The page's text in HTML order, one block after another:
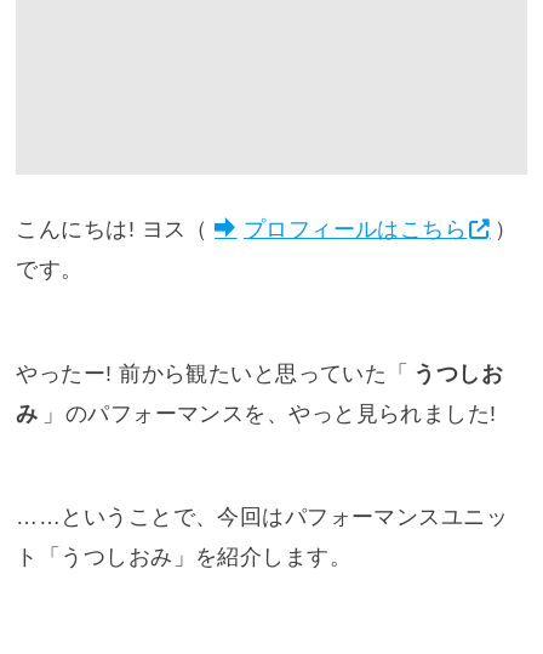
こんにちは! ヨス（ プロフィールはこちら
）
です。
やったー! 前から観たいと思っていた「
うつしお
み 」のパフォーマンスを、やっと見られました!
……ということで、今回はパフォーマンスユニッ
ト「うつしおみ」を紹介します。